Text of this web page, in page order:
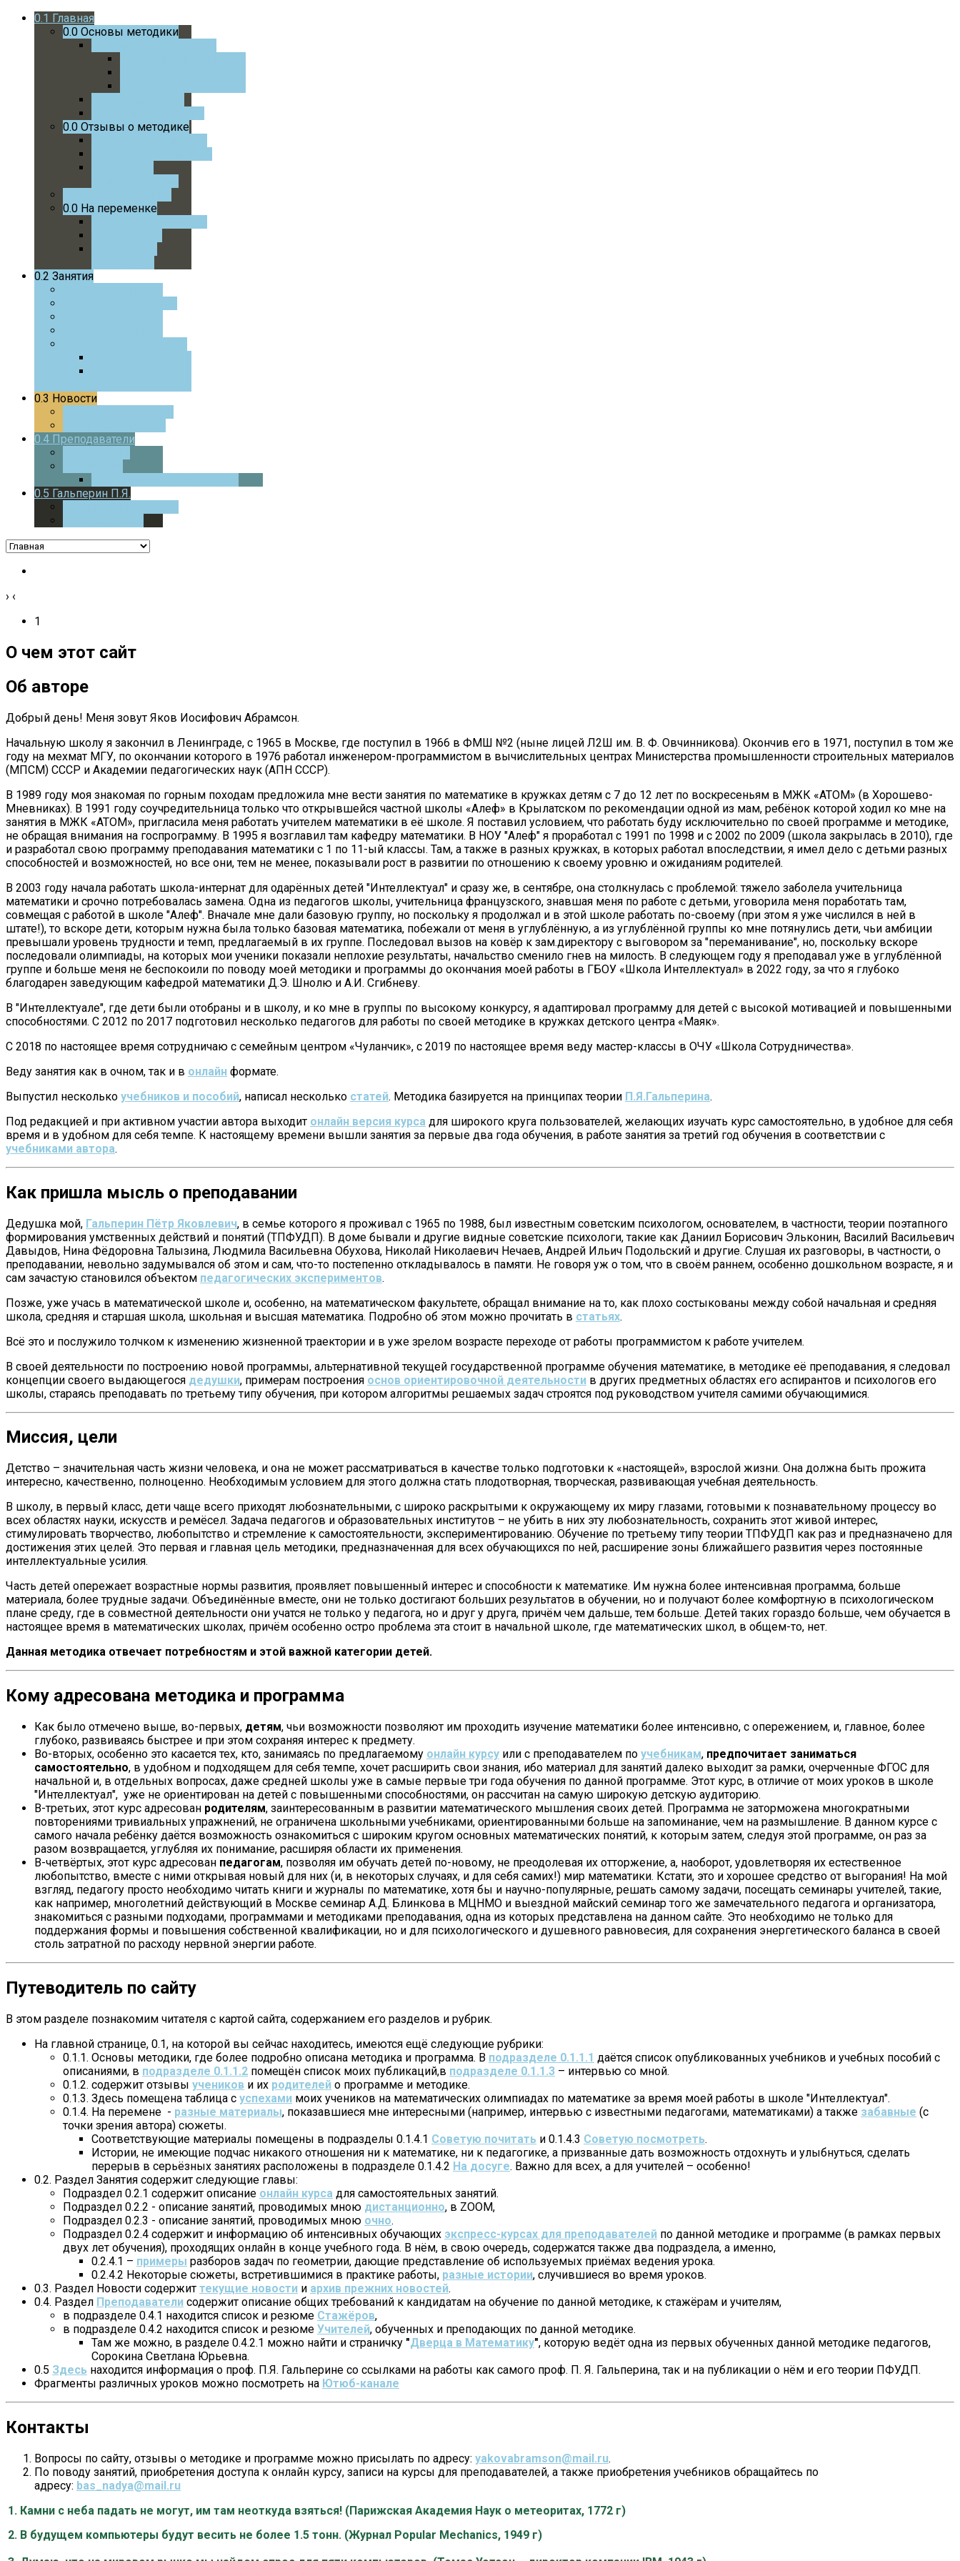
0.1 Главная
0.0 Основы методики
0.0 Отзывы о методике
0.0 На переменке
0.2 Занятия
0.3 Новости
0.4 Преподаватели
0.5 Гальперин П.Я.
› ‹
1
О чем этот сайт
Об авторе
Добрый день! Меня зовут Яков Иосифович Абрамсон.
Начальную школу я закончил в Ленинграде, с 1965 в Москве, где поступил в 1966 в ФМШ №2 (ныне лицей Л2Ш им. В. Ф. Овчинникова). Окончив его в 1971, поступил в том же
году на мехмат МГУ, по окончании которого в 1976 работал инженером-программистом в вычислительных центрах Министерства промышленности строительных материалов
(МПСМ) СССР и Академии педагогических наук (АПН СССР).
В 1989 году моя знакомая по горным походам предложила мне вести занятия по математике в кружках детям с 7 до 12 лет по воскресеньям в МЖК «АТОМ» (в Хорошево-
Мневниках). В 1991 году соучредительница только что открывшейся частной школы «Алеф» в Крылатском по рекомендации одной из мам, ребёнок которой ходил ко мне на
занятия в МЖК «АТОМ», пригласила меня работать учителем математики в её школе. Я поставил условием, что работать буду исключительно по своей программе и методике,
не обращая внимания на госпрограмму. В 1995 я возглавил там кафедру математики. В НОУ "Алеф" я проработал с 1991 по 1998 и с 2002 по 2009 (школа закрылась в 2010), где
и разработал свою программу преподавания математики с 1 по 11-ый классы. Там, а также в разных кружках, в которых работал впоследствии, я имел дело с детьми разных
способностей и возможностей, но все они, тем не менее, показывали рост в развитии по отношению к своему уровню и ожиданиям родителей.
В 2003 году начала работать школа-интернат для одарённых детей "Интеллектуал" и сразу же, в сентябре, она столкнулась с проблемой: тяжело заболела учительница
математики и срочно потребовалась замена. Одна из педагогов школы, учительница французского, знавшая меня по работе с детьми, уговорила меня поработать там,
совмещая с работой в школе "Алеф". Вначале мне дали базовую группу, но поскольку я продолжал и в этой школе работать по-своему (при этом я уже числился в ней в
штате!), то вскоре дети, которым нужна была только базовая математика, побежали от меня в углублённую, а из углублённой группы ко мне потянулись дети, чьи амбиции
превышали уровень трудности и темп, предлагаемый в их группе. Последовал вызов на ковёр к зам.директору с выговором за "переманивание", но, поскольку вскоре
последовали олимпиады, на которых мои ученики показали неплохие результаты, начальство сменило гнев на милость. В следующем году я преподавал уже в углублённой
группе и больше меня не беспокоили по поводу моей методики и программы до окончания моей работы в ГБОУ «Школа Интеллектуал» в 2022 году, за что я глубоко
благодарен заведующим кафедрой математики Д.Э. Шнолю и А.И. Сгибневу.
В "Интеллектуале", где дети были отобраны и в школу, и ко мне в группы по высокому конкурсу, я адаптировал программу для детей с высокой мотивацией и повышенными
способностями. С 2012 по 2017 подготовил несколько педагогов для работы по своей методике в кружках детского центра «Маяк».
С 2018 по настоящее время сотрудничаю с семейным центром «Чуланчик», с 2019 по настоящее время веду мастер-классы в ОЧУ «Школа Сотрудничества».
Веду занятия как в очном, так и в онлайн формате.
Выпустил несколько учебников и пособий, написал несколько статей. Методика базируется на принципах теории П.Я.Гальперина.
Под редакцией и при активном участии автора выходит онлайн версия курса для широкого круга пользователей, желающих изучать курс самостоятельно, в удобное для себя
время и в удобном для себя темпе. К настоящему времени вышли занятия за первые два года обучения, в работе занятия за третий год обучения в соответствии с
учебниками автора.
Как пришла мысль о преподавании
Дедушка мой, Гальперин Пётр Яковлевич, в семье которого я проживал с 1965 по 1988, был известным советским психологом, основателем, в частности, теории поэтапного
формирования умственных действий и понятий (ТПФУДП). В доме бывали и другие видные советские психологи, такие как Даниил Борисович Эльконин, Василий Васильевич
Давыдов, Нина Фёдоровна Талызина, Людмила Васильевна Обухова, Николай Николаевич Нечаев, Андрей Ильич Подольский и другие. Слушая их разговоры, в частности, о
преподавании, невольно задумывался об этом и сам, что-то постепенно откладывалось в памяти. Не говоря уж о том, что в своём раннем, особенно дошкольном возрасте, я и
сам зачастую становился объектом педагогических экспериментов.
Позже, уже учась в математической школе и, особенно, на математическом факультете, обращал внимание на то, как плохо состыкованы между собой начальная и средняя
школа, средняя и старшая школа, школьная и высшая математика. Подробно об этом можно прочитать в статьях.
Всё это и послужило толчком к изменению жизненной траектории и в уже зрелом возрасте переходе от работы программистом к работе учителем.
В своей деятельности по построению новой программы, альтернативной текущей государственной программе обучения математике, в методике её преподавания, я следовал
концепции своего выдающегося дедушки, примерам построения основ ориентировочной деятельности в других предметных областях его аспирантов и психологов его
школы, стараясь преподавать по третьему типу обучения, при котором алгоритмы решаемых задач строятся под руководством учителя самими обучающимися.
Миссия, цели
Детство – значительная часть жизни человека, и она не может рассматриваться в качестве только подготовки к «настоящей», взрослой жизни. Она должна быть прожита
интересно, качественно, полноценно. Необходимым условием для этого должна стать плодотворная, творческая, развивающая учебная деятельность.
В школу, в первый класс, дети чаще всего приходят любознательными, с широко раскрытыми к окружающему их миру глазами, готовыми к познавательному процессу во
всех областях науки, искусств и ремёсел. Задача педагогов и образовательных институтов – не убить в них эту любознательность, сохранить этот живой интерес,
стимулировать творчество, любопытство и стремление к самостоятельности, экспериментированию. Обучение по третьему типу теории ТПФУДП как раз и предназначено для
достижения этих целей. Это первая и главная цель методики, предназначенная для всех обучающихся по ней, расширение зоны ближайшего развития через постоянные
интеллектуальные усилия.
Часть детей опережает возрастные нормы развития, проявляет повышенный интерес и способности к математике. Им нужна более интенсивная программа, больше
материала, более трудные задачи. Объединённые вместе, они не только достигают больших результатов в обучении, но и получают более комфортную в психологическом
плане среду, где в совместной деятельности они учатся не только у педагога, но и друг у друга, причём чем дальше, тем больше. Детей таких гораздо больше, чем обучается в
настоящее время в математических школах, причём особенно остро проблема эта стоит в начальной школе, где математических школ, в общем-то, нет.
Данная методика отвечает потребностям и этой важной категории детей.
Кому адресована методика и программа
Как было отмечено выше, во-первых, детям, чьи возможности позволяют им проходить изучение математики более интенсивно, с опережением, и, главное, более
глубоко, развиваясь быстрее и при этом сохраняя интерес к предмету.
Во-вторых, особенно это касается тех, кто, занимаясь по предлагаемому онлайн курсу или с преподавателем по учебникам, предпочитает заниматься
самостоятельно, в удобном и подходящем для себя темпе, хочет расширить свои знания, ибо материал для занятий далеко выходит за рамки, очерченные ФГОС для
начальной и, в отдельных вопросах, даже средней школы уже в самые первые три года обучения по данной программе. Этот курс, в отличие от моих уроков в школе
"Интеллектуал", уже не ориентирован на детей с повышенными способностями, он рассчитан на самую широкую детскую аудиторию.
В-третьих, этот курс адресован родителям, заинтересованным в развитии математического мышления своих детей. Программа не заторможена многократными
повторениями тривиальных упражнений, не ограничена школьными учебниками, ориентированными больше на запоминание, чем на размышление. В данном курсе с
самого начала ребёнку даётся возможность ознакомиться с широким кругом основных математических понятий, к которым затем, следуя этой программе, он раз за
разом возвращается, углубляя их понимание, расширяя области их применения.
В-четвёртых, этот курс адресован педагогам, позволяя им обучать детей по-новому, не преодолевая их отторжение, а, наоборот, удовлетворяя их естественное
любопытство, вместе с ними открывая новый для них (и, в некоторых случаях, и для себя самих!) мир математики. Кстати, это и хорошее средство от выгорания! На мой
взгляд, педагогу просто необходимо читать книги и журналы по математике, хотя бы и научно-популярные, решать самому задачи, посещать семинары учителей, такие,
как например, многолетний действующий в Москве семинар А.Д. Блинкова в МЦНМО и выездной майский семинар того же замечательного педагога и организатора,
знакомиться с разными подходами, программами и методиками преподавания, одна из которых представлена на данном сайте. Это необходимо не только для
поддержания формы и повышения собственной квалификации, но и для психологического и душевного равновесия, для сохранения энергетического баланса в своей
столь затратной по расходу нервной энергии работе.
Путеводитель по сайту
В этом разделе познакомим читателя с картой сайта, содержанием его разделов и рубрик.
На главной странице, 0.1, на которой вы сейчас находитесь, имеются ещё следующие рубрики:
0.1.1. Основы методики, где более подробно описана методика и программа. В подразделе 0.1.1.1 даётся список опубликованных учебников и учебных пособий с
описаниями, в подразделе 0.1.1.2 помещён список моих публикаций,в подразделе 0.1.1.3 – интервью со мной.
0.1.2. содержит отзывы учеников и их родителей о программе и методике.
0.1.3. Здесь помещена таблица с успехами моих учеников на математических олимпиадах по математике за время моей работы в школе "Интеллектуал".
0.1.4. На перемене - разные материалы, показавшиеся мне интересными (например, интервью с известными педагогами, математиками) а также забавные (с
точки зрения автора) сюжеты.
Соответствующие материалы помещены в подразделы 0.1.4.1 Советую почитать и 0.1.4.3 Советую посмотреть.
Истории, не имеющие подчас никакого отношения ни к математике, ни к педагогике, а призванные дать возможность отдохнуть и улыбнуться, сделать
перерыв в серьёзных занятиях расположены в подразделе 0.1.4.2 На досуге. Важно для всех, а для учителей – особенно!
0.2. Раздел Занятия содержит следующие главы:
Подраздел 0.2.1 содержит описание онлайн курса для самостоятельных занятий.
Подраздел 0.2.2 - описание занятий, проводимых мною дистанционно, в ZOOM,
Подраздел 0.2.3 - описание занятий, проводимых мною очно.
Подраздел 0.2.4 содержит и информацию об интенсивных обучающих экспресс-курсах для преподавателей по данной методике и программе (в рамках первых
двух лет обучения), проходящих онлайн в конце учебного года. В нём, в свою очередь, содержатся также два подраздела, а именно,
0.2.4.1 – примеры разборов задач по геометрии, дающие представление об используемых приёмах ведения урока.
0.2.4.2 Некоторые сюжеты, встретившимися в практике работы, разные истории, случившиеся во время уроков.
0.3. Раздел Новости содержит текущие новости и архив прежних новостей.
0.4. Раздел Преподаватели содержит описание общих требований к кандидатам на обучение по данной методике, к стажёрам и учителям,
в подразделе 0.4.1 находится список и резюме Стажёров,
в подразделе 0.4.2 находится список и резюме Учителей, обученных и преподающих по данной методике.
Там же можно, в разделе 0.4.2.1 можно найти и страничку "Дверца в Математику", которую ведёт одна из первых обученных данной методике педагогов,
Сорокина Светлана Юрьевна.
0.5 Здесь находится информация о проф. П.Я. Гальперине со ссылками на работы как самого проф. П. Я. Гальперина, так и на публикации о нём и его теории ПФУДП.
Фрагменты различных уроков можно посмотреть на Ютюб-канале
Контакты
Вопросы по сайту, отзывы о методике и программе можно присылать по адресу: yakovabramson@mail.ru.
По поводу занятий, приобретения доступа к онлайн курсу, записи на курсы для преподавателей, а также приобретения учебников обращайтесь по
адресу: bas_nadya@mail.ru
1. Камни с неба падать не могут, им там неоткуда взяться! (Парижская Академия Наук о метеоритах, 1772 г)
2. В будущем компьютеры будут весить не более 1.5 тонн. (Журнал Popular Mechanics, 1949 г)